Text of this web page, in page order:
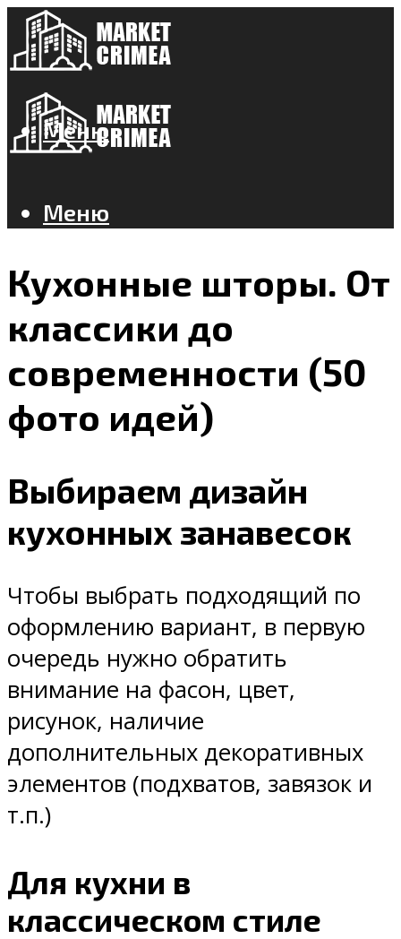
Меню
Меню
Кухонные шторы. От
классики до
современности (50
фото идей)
Выбираем дизайн
кухонных занавесок
Чтобы выбрать подходящий по
оформлению вариант, в первую
очередь нужно обратить
внимание на фасон, цвет,
рисунок, наличие
дополнительных декоративных
элементов (подхватов, завязок и
т.п.)
Для кухни в
классическом стиле